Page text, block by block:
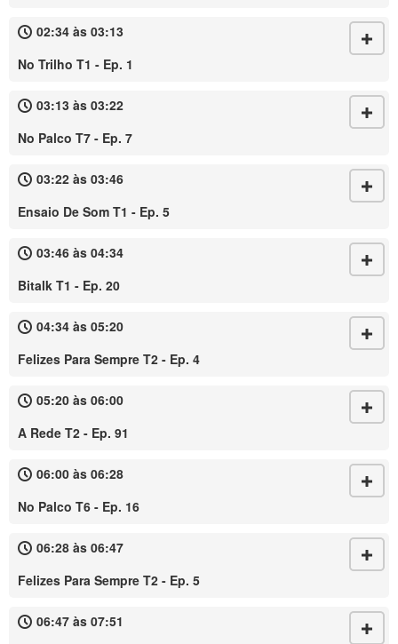
02:34 às 03:13
No Trilho T1 - Ep. 1
03:13 às 03:22
No Palco T7 - Ep. 7
03:22 às 03:46
Ensaio De Som T1 - Ep. 5
03:46 às 04:34
Bitalk T1 - Ep. 20
04:34 às 05:20
Felizes Para Sempre T2 - Ep. 4
05:20 às 06:00
A Rede T2 - Ep. 91
06:00 às 06:28
No Palco T6 - Ep. 16
06:28 às 06:47
Felizes Para Sempre T2 - Ep. 5
06:47 às 07:51